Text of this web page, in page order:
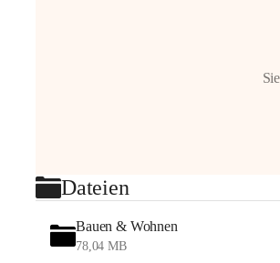
Dateien
Bauen & Wohnen
78,04 MB